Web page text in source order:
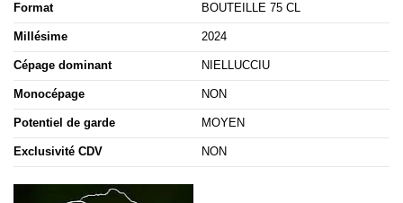
Format BOUTEILLE 75 CL
Millésime 2024
Cépage dominant NIELLUCCIU
Monocépage NON
Potentiel de garde MOYEN
Exclusivité CDV NON